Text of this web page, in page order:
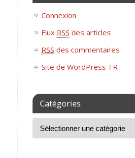
Connexion
Flux RSS des articles
RSS des commentaires
Site de WordPress-FR
Catégories